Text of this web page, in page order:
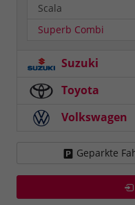
Scala
Superb Combi
Suzuki
Toyota
Volkswagen
Geparkte